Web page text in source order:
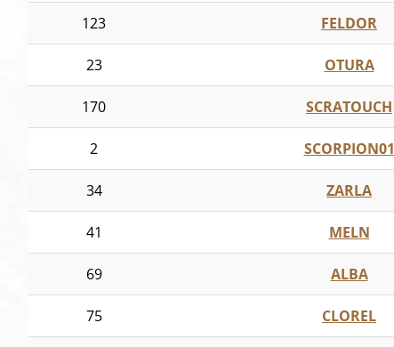
123 FELDOR
23 OTURA
170 SCRATOUCH
2 SCORPION01
34 ZARLA
41 MELN
69 ALBA
75 CLOREL